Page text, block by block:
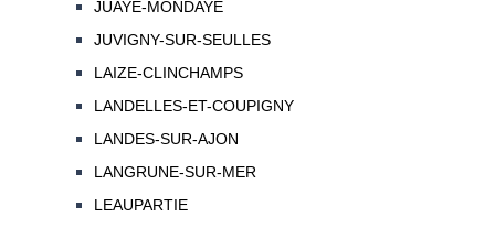
JUAYE-MONDAYE
JUVIGNY-SUR-SEULLES
LAIZE-CLINCHAMPS
LANDELLES-ET-COUPIGNY
LANDES-SUR-AJON
LANGRUNE-SUR-MER
LEAUPARTIE